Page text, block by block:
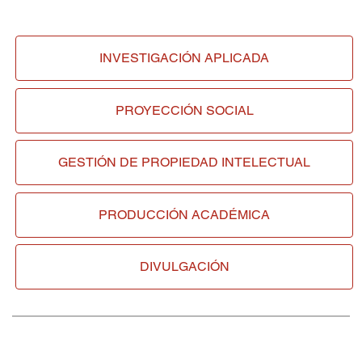
INVESTIGACIÓNAPLICADA
PROYECCIÓN SOCIAL
GESTIÓN DE PROPIEDAD INTELECTUAL
PRODUCCIÓN ACADÉMICA
DIVULGACIÓN